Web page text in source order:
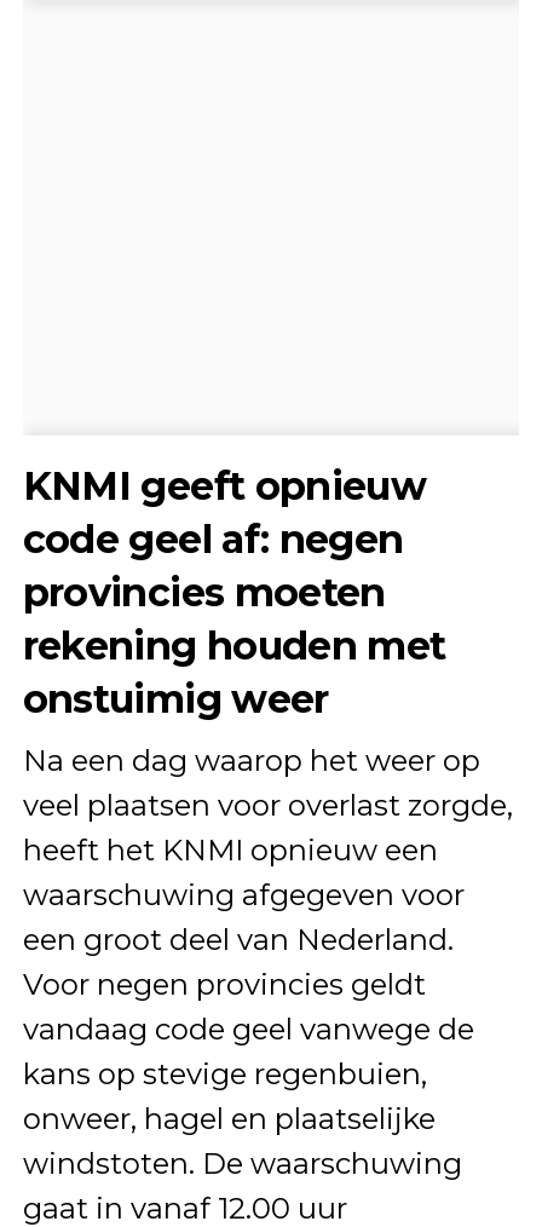
KNMI geeft opnieuw
code geel af: negen
provincies moeten
rekening houden met
onstuimig weer
Na een dag waarop het weer op
veel plaatsen voor overlast zorgde,
heeft het KNMI opnieuw een
waarschuwing afgegeven voor
een groot deel van Nederland.
Voor negen provincies geldt
vandaag code geel vanwege de
kans op stevige regenbuien,
onweer, hagel en plaatselijke
windstoten. De waarschuwing
gaat in vanaf 12.00 uur